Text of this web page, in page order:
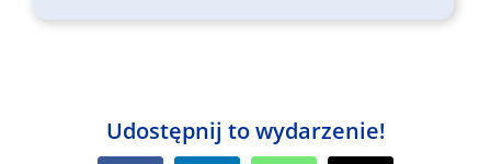
Udostępnij to wydarzenie!